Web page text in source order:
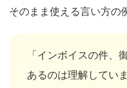
そのまま使える言い方の
「インボイスの件、
あるのは理解していま